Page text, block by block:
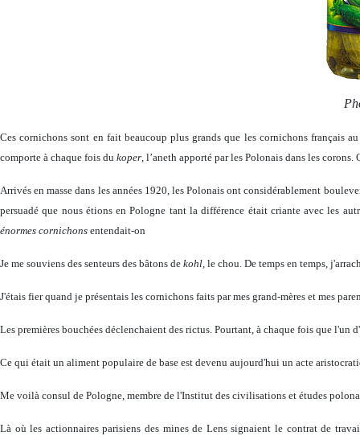
Ces cornichons sont en fait beaucoup plus grands que les cornichons français
comporte à chaque fois du koper, l’aneth apporté par les Polonais dans les
Arrivés en masse dans les années 1920, les Polonais ont considérablement
persuadé que nous étions en Pologne tant la différence était criante avec les
énormes cornichons entendait-on
Je me souviens des senteurs des bâtons de kohl, le chou. De temps en temps,
J'étais fier quand je présentais les cornichons faits par mes grand-mères et mes
Les premières bouchées déclenchaient des rictus. Pourtant, à chaque fois que
Ce qui était un aliment populaire de base est devenu aujourd'hui un acte
Me voilà consul de Pologne, membre de l'Institut des civilisations et études
Là où les actionnaires parisiens des mines de Lens signaient le contrat de